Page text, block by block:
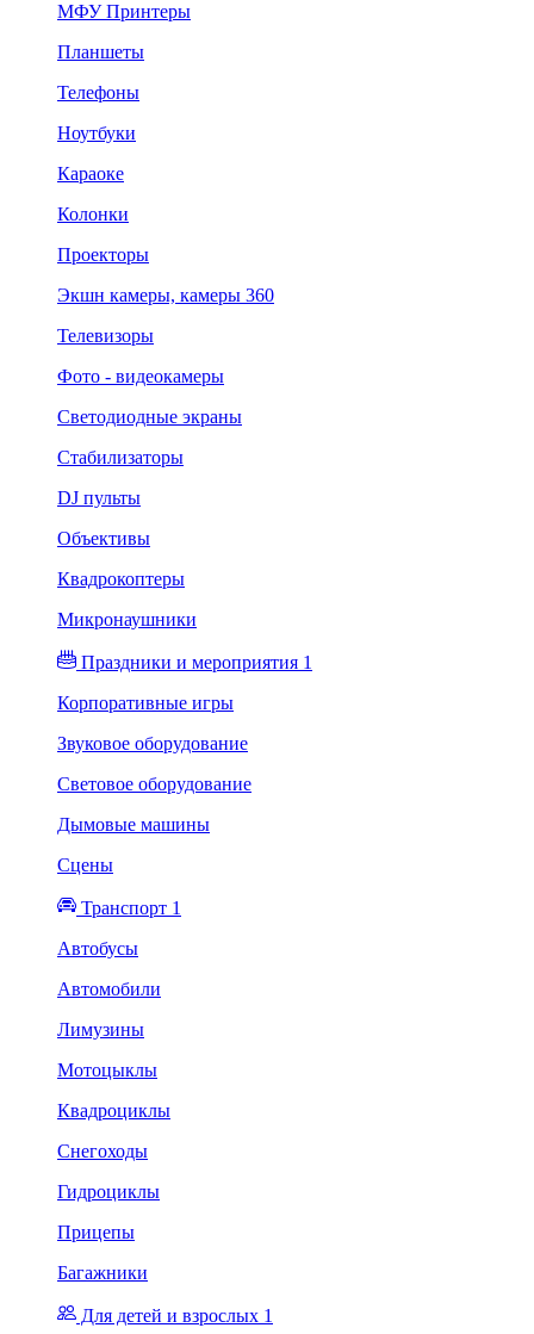
МФУ Принтеры
Планшеты
Телефоны
Ноутбуки
Караоке
Колонки
Проекторы
Экшн камеры, камеры 360
Телевизоры
Фото - видеокамеры
Светодиодные экраны
Стабилизаторы
DJ пульты
Объективы
Квадрокоптеры
Микронаушники
Праздники и мероприятия 1
Корпоративные игры
Звуковое оборудование
Световое оборудование
Дымовые машины
Сцены
Транспорт 1
Автобусы
Автомобили
Лимузины
Мотоцыклы
Квадроциклы
Снегоходы
Гидроциклы
Прицепы
Багажники
Для детей и взрослых 1